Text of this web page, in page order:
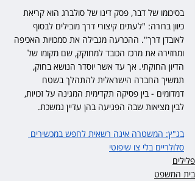
בסיכומו של דבר, פסק דינו של סולברג הוא קריאת
כיוון ברורה: "לעתים קיצורי דרך מובילים לבסוף
לאובדן דרך". ההכרעה מגבילה את סמכויות האכיפה
ומחזירה את מרכז הכובד למחוקק, שם מקומו של
הדיון החוקתי. אך עד אשר יוסדר הנושא בחוק,
תמשיך החברה הישראלית להתהלך בשטח
דמדומים - בין פסיקה תקדימית המגינה על זכויות,
לבין מציאות שבה הפגיעה בהן עדיין נמשכת.
בג"ץ: המשטרה אינה רשאית לחפש במכשירים
סלולריים בלי צו שיפוטי
פלילים
בית המשפט